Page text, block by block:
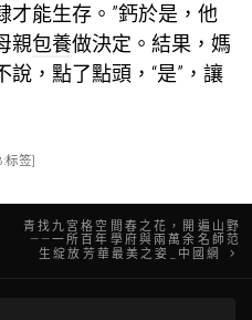
才能生存。”鈣於是，他
親包養做決定。結果，媽
，點了點頭，“是”，讓
标签]
青找九宮格空間春之花，開遍山野
——一所百年學府與兩萬余名師范
生綻放芳華最美之姿_中國網